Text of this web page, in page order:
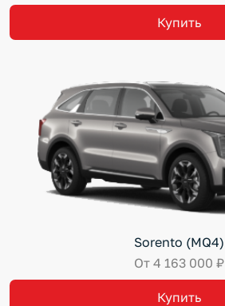
Купить
Sorento (MQ4)
От 4 163 000 ₽
Купить